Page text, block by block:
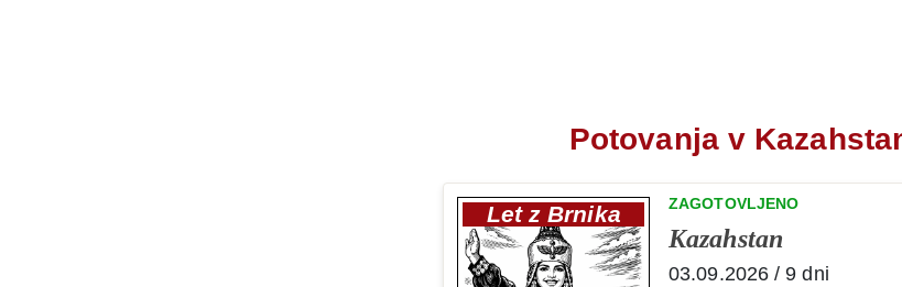
Potovanja v
Let z Brnika ZAGOTOVLJENO
Kazahstan
03.09.2026 / 9 dni